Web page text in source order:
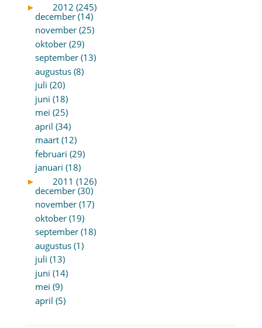
►
2012 (245)
december (14)
november (25)
oktober (29)
september (13)
augustus (8)
juli (20)
juni (18)
mei (25)
april (34)
maart (12)
februari (29)
januari (18)
►
2011 (126)
december (30)
november (17)
oktober (19)
september (18)
augustus (1)
juli (13)
juni (14)
mei (9)
april (5)